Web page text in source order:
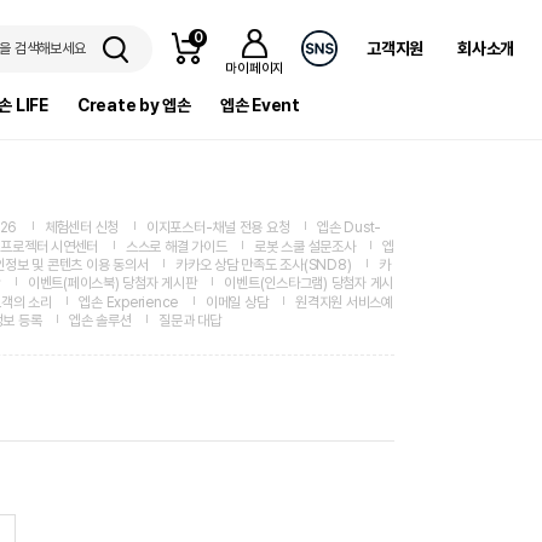
검색해보세요
0
마이페이지
고객지원 회사소개
LIFE Create by 엡손 엡손 Event
체험센터 신청 이지포스터-채널 전용 요청
엡손 Dust-
프로젝터 시연센터
스스로 해결 가이드 로봇 스쿨 설문조사
엡
보 및 콘텐츠 이용 동의서
카카오 상담 만족도 조사(SND8)
카
이벤트(페이스북) 당첨자 게시판
이벤트(인스타그램) 당첨자 게시
의 소리
엡손 Experience 이메일 상담
원격지원 서비스예
등록
엡손 솔루션 질문과 대답